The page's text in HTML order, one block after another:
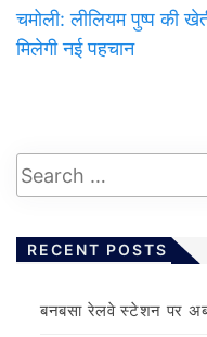
चमोली: लीलियम पुष्प की
मिलेगी नई पहचान
RECENT POSTS
बनबसा रेलवे स्टेशन पर